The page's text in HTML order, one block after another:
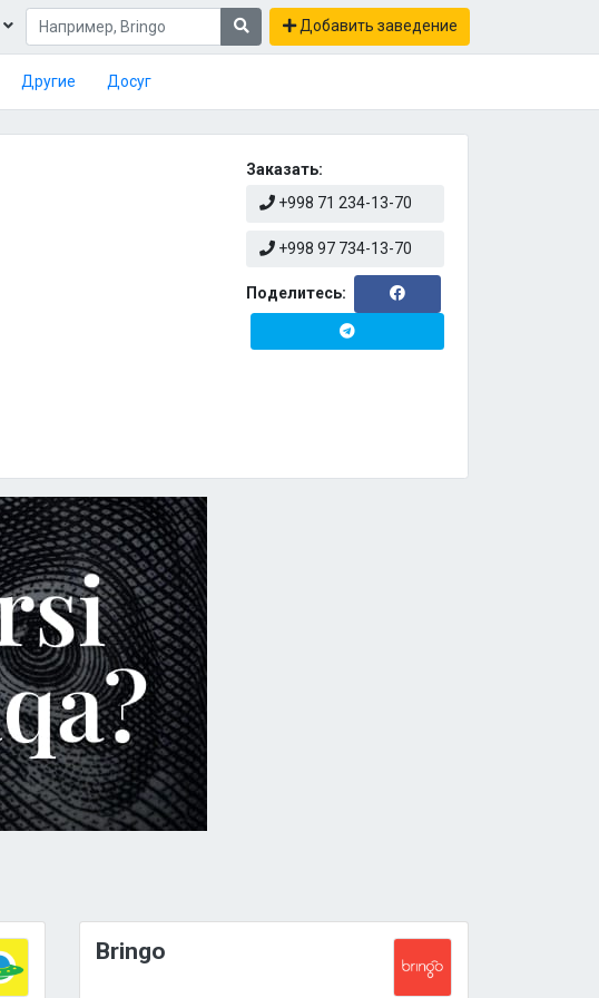
Добавить заведение
Другие Досуг
Заказать:
+998 71 234-13-70
+998 97 734-13-70
Поделитесь:
Bringo